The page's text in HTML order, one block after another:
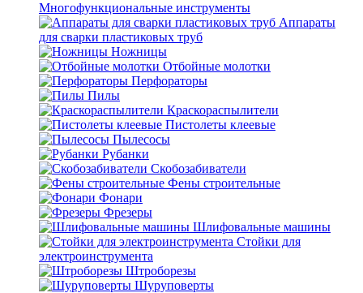
Многофункциональные инструменты
Аппараты
для сварки пластиковых труб
Ножницы
Отбойные молотки
Перфораторы
Пилы
Краскораспылители
Пистолеты клеевые
Пылесосы
Рубанки
Скобозабиватели
Фены строительные
Фонари
Фрезеры
Шлифовальные машины
Стойки для
электроинструмента
Штроборезы
Шуруповерты